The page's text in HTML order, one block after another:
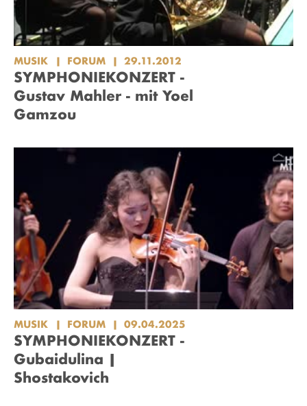
MUSIK FORUM 29.11.2012
SYMPHONIEKONZERT -
Gustav Mahler - mit Yoel
Gamzou
MUSIK FORUM 09.04.2025
SYMPHONIEKONZERT -
Gubaidulina |
Shostakovich